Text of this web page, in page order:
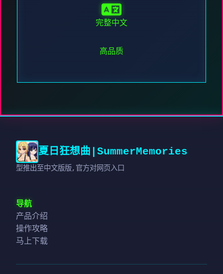
完整中文
高品质
夏日狂想曲|SummerMemories
型推出至中文版版,官方对网页入口
导航
产品介绍
操作攻略
马上下载